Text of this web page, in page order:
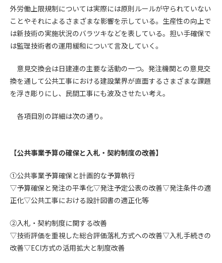
外労働上限規制については実際には原則ルールが守られていない
ことやそれによるさまざまな影響を示している。生産性の向上で
は新技術の実施状況のバラツキなどを表している。担い手確保で
は監理技術者の運用緩和について言及していく。
意見交換会は日建連の主要な活動の一つ。発注機関との意見交
換を通して公共工事における建設業界が直面するさまざまな課題
を浮き彫りにし、民間工事にも波及させたい考え。
各項目別の詳細は次の通り。
【公共事業予算の確保と入札・契約制度の改善】
①公共事業予算確保と計画的な予算執行
▽予算確保と発注の平準化▽発注予定公表の改善▽発注条件の適
正化▽公共工事における設計図書の適正化等
②入札・契約制度に関する改善
▽技術評価を重視した総合評価落札方式への改善▽入札手続きの
改善▽ECI方式の活用拡大と制度改善
第4条（会員審査および資格の取り消し）
会員とは、本規約を承諾の上、所定の会員申込手続きを完了
後、管理者がこれを承認した者をいいます。
第4条（会員の定義と登録）
の何れかの項目に該当することがわかった場合、その者の会
員としての権限を承認しないことがあります。
(1) 会員申し込みをした者が実在しなかった場合
(3) 会員申し込みの際、申告事項に虚偽があった場合
(5) その他管理者が会員とすることを不適当と判断した場合
当することが判明した場合、会員資格を取り消すことがあり
ます。
1. 会員は申込の際に管理者が発行したIDおよびパスワードの使
用および管理について責任を負うものとします。
2. 会員は、自己のIDおよびパスワードを、貸与、譲渡、売買、
その他形態を問わず、第三者に利用させることはできませ